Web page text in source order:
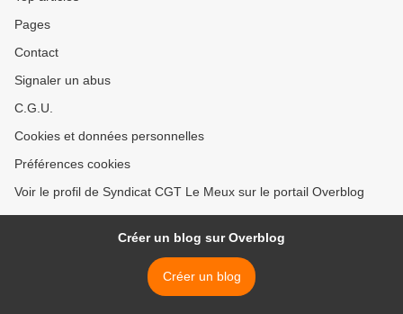
Pages
Contact
Signaler un abus
C.G.U.
Cookies et données personnelles
Préférences cookies
Voir le profil de Syndicat CGT Le Meux sur le portail Overblog
Créer un blog sur Overblog
Créer un blog